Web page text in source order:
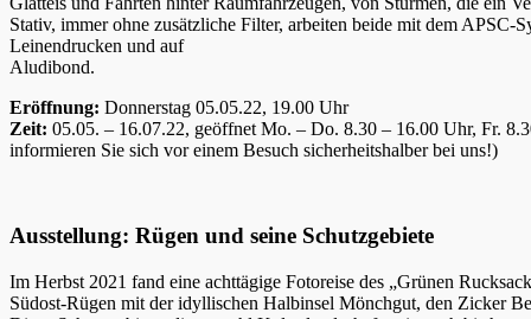
Stativ, immer ohne zusätzliche Filter, arbeiten beide mit dem
Leinendrucken und auf
Aludibond.
Eröffnung: Donnerstag 05.05.22, 19.00 Uhr
Zeit: 05.05. – 16.07.22, geöffnet Mo. – Do. 8.30 – 16.00 Uhr, Fr.
informieren Sie sich vor einem Besuch sicherheitshalber bei uns!)
Ausstellung: Rügen und seine Schutzgebiete
Im Herbst 2021 fand eine achttägige Fotoreise des „Grünen
Südost-Rügen mit der idyllischen Halbinsel Mönchgut, den Zicker